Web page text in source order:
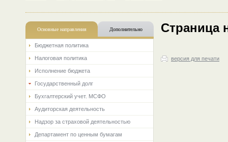
Основные направления Дополнительно
Бюджетная политика
Налоговая политика
Исполнение бюджета
Государственный долг
Бухгалтерский учет. МСФО
Аудиторская деятельность
Надзор за страховой деятельностью
Департамент по ценным бумагам
Страница
версия для печати